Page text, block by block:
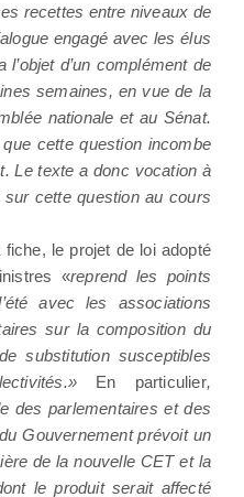
recettes entre niveaux de
engagé avec les élus
d’un complément de
semaines, en vue de la
nationale et au Sénat.
cette question incombe
Le texte a donc vocation à
cette question au cours
le projet de loi adopté
«reprend les points
avec les associations
sur la composition du
substitution susceptibles
En particulier,
des parlementaires et des
Gouvernement prévoit un
de la nouvelle CET et la
le produit serait affecté